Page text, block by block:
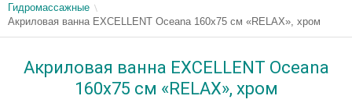
Гидромассажные
Акриловая ванна EXCELLENT Oceana 160x75 см «RELAX», хром
Акриловая ванна EXCELLENT Oceana
160x75 см «RELAX», хром